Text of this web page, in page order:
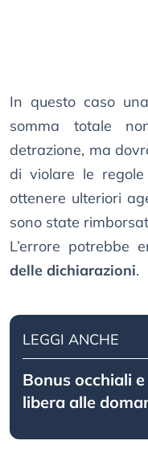
In questo caso
somma totale
detrazione, ma
di violare le
ottenere ulteriori
sono state
L’errore potrebbe
delle dichiarazioni.
LEGGI ANCHE
Bonus occhiali
libera alle